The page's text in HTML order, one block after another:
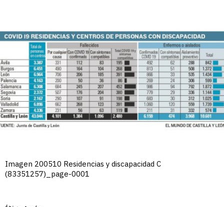
Imagen 200510 Residencias y discapacidad C
(83351257)_page-0001